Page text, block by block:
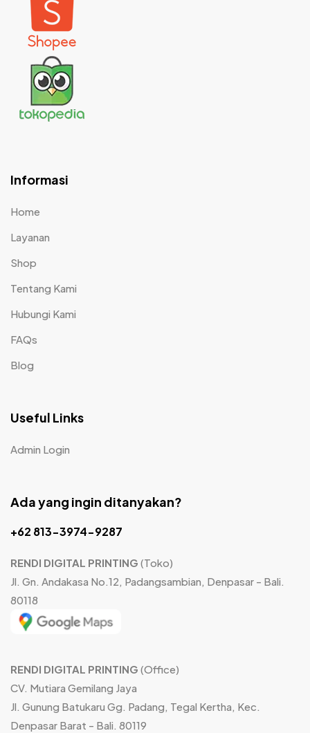
Informasi
Home
Layanan
Shop
Tentang Kami
Hubungi Kami
FAQs
Blog
Useful Links
Admin Login
Ada yang ingin ditanyakan?
+62 813-3974-9287
RENDI DIGITAL PRINTING (Toko)
Jl. Gn. Andakasa No.12, Padangsambian, Denpasar - Bali.
80118
RENDI DIGITAL PRINTING (Office)
CV. Mutiara Gemilang Jaya
Jl. Gunung Batukaru Gg. Padang, Tegal Kertha, Kec.
Denpasar Barat - Bali. 80119